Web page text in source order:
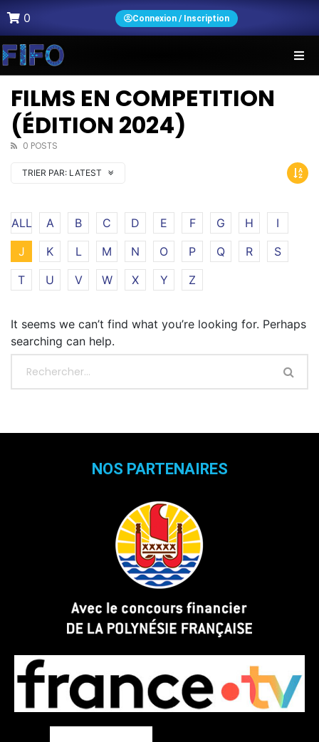
0 Connexion / Inscription
FILMS EN COMPETITION
(ÉDITION 2024)
0 POSTS
TRIER PAR: LATEST
ALL A B C D E F G H
I
J
K L M N O P Q R
S
T
U V W X Y Z
It seems we can’t find what you’re looking for. Perhaps
searching can help.
NOS PARTENAIRES